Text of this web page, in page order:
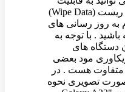
های مفیدی مانند فکتوری ریست (Wipe Data)
روز رسانی های
. با توجه به
دستگاه های
مود بعضی
متفاوت هست . در
صورت تصویری نحوه